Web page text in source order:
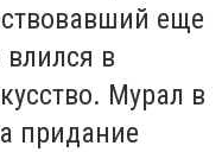
еще
в
Мурал в
придание